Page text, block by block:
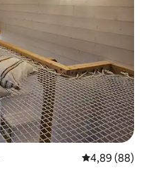
4,89 de uma
4,89 (88)